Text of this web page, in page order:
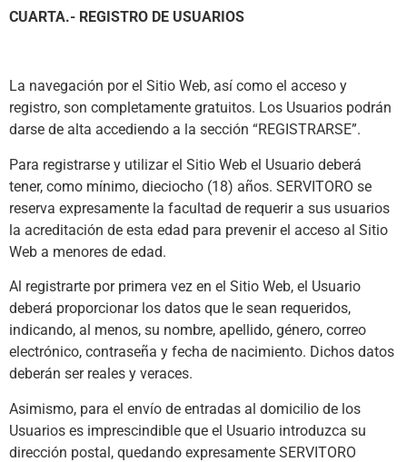
CUARTA.- REGISTRO DE USUARIOS
La navegación por el Sitio Web, así como el acceso y
registro, son completamente gratuitos. Los Usuarios podrán
darse de alta accediendo a la sección “REGISTRARSE”.
Para registrarse y utilizar el Sitio Web el Usuario deberá
tener, como mínimo, dieciocho (18) años. SERVITORO se
reserva expresamente la facultad de requerir a sus usuarios
la acreditación de esta edad para prevenir el acceso al Sitio
Web a menores de edad.
Al registrarte por primera vez en el Sitio Web, el Usuario
deberá proporcionar los datos que le sean requeridos,
indicando, al menos, su nombre, apellido, género, correo
electrónico, contraseña y fecha de nacimiento. Dichos datos
deberán ser reales y veraces.
Asimismo, para el envío de entradas al domicilio de los
Usuarios es imprescindible que el Usuario introduzca su
dirección postal, quedando expresamente SERVITORO